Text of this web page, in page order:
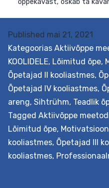
Eesmärk Õpetada
ja videosid
ja mitmekesistada
lõimida erinevaid
videokunsti õpilaste
Published mai 21, 2021
Kategoorias Aktiivõppe
KOOLIDELE, Lõimitud õpe,
Õpetajad II kooliastmes,
Õpetajad IV kooliastmes,
areng, Sihtrühm, Teadlik
Tagged Aktiivõppe
Lõimitud õpe,
kooliastmes, Õpetajad III
kooliastmes,